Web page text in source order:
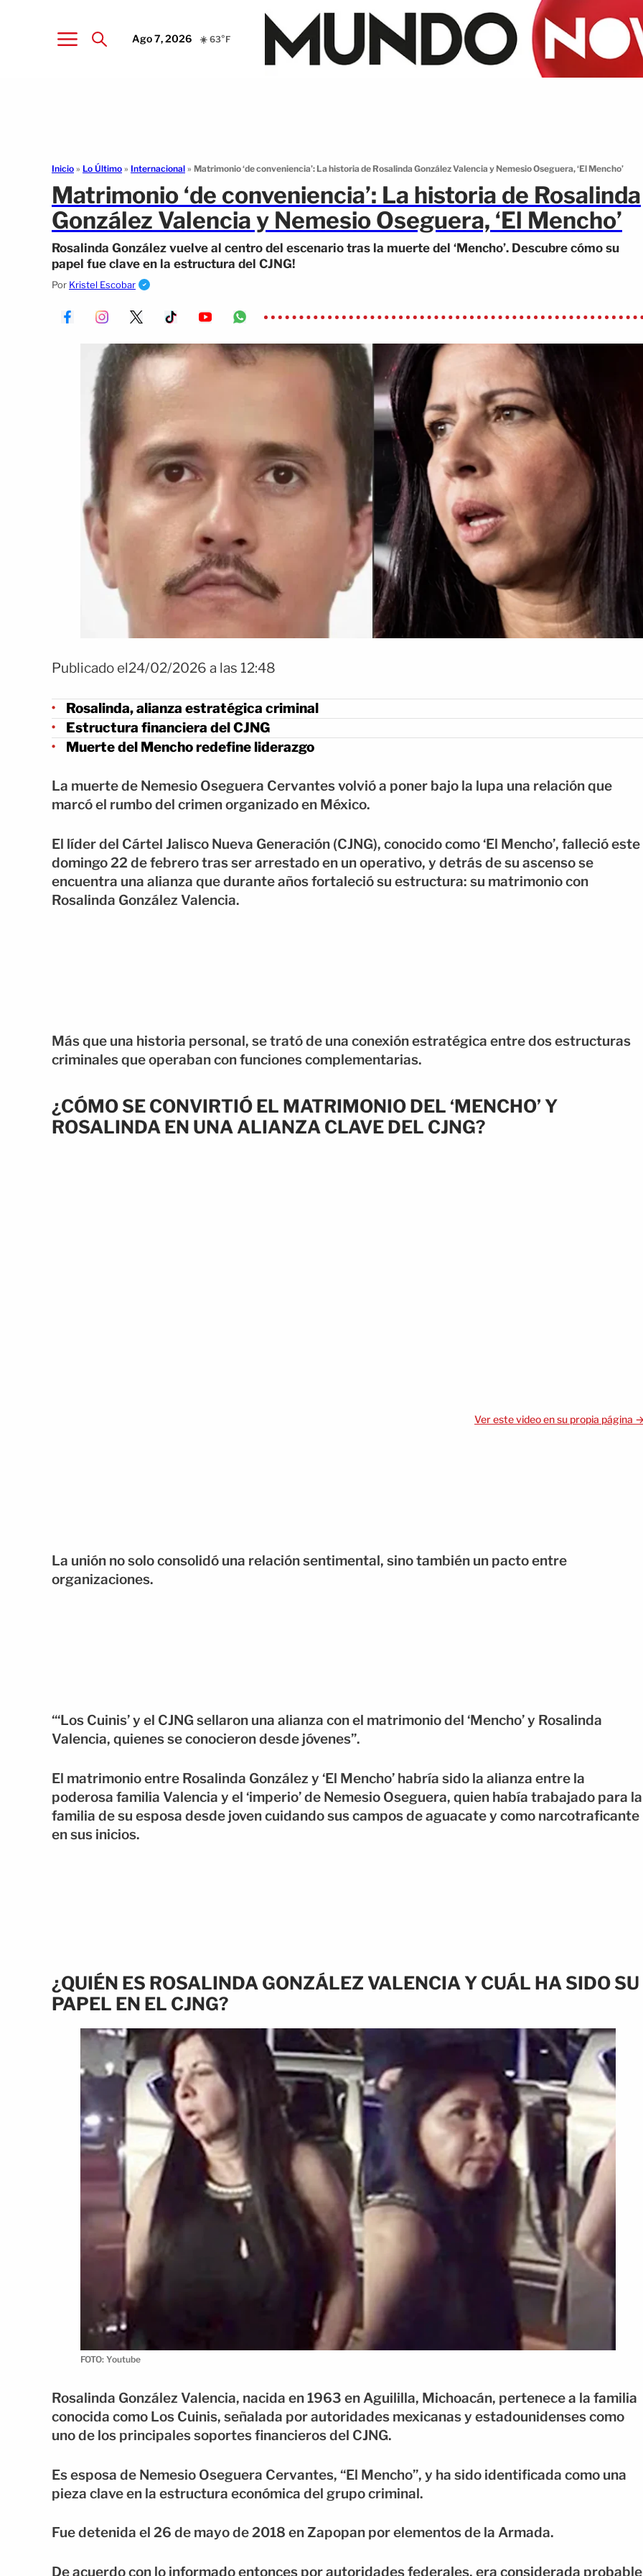
Ago 7, 2026 ☀️ 63°F
Inicio » Lo Último » Internacional » Matrimonio ‘de conveniencia’: La historia de Rosalinda González Valencia y Nemesio Oseguera, ‘El Mencho’
Matrimonio ‘de conveniencia’: La historia de Rosalinda
González Valencia y Nemesio Oseguera, ‘El Mencho’
Rosalinda González vuelve al centro del escenario tras la muerte del ‘Mencho’. Descubre cómo su
papel fue clave en la estructura del CJNG!
Por Kristel Escobar
Publicado el24/02/2026 a las 12:48
Rosalinda, alianza estratégica criminal
Estructura financiera del CJNG
Muerte del Mencho redefine liderazgo
La muerte de Nemesio Oseguera Cervantes volvió a poner bajo la lupa una relación que
marcó el rumbo del crimen organizado en México.
El líder del Cártel Jalisco Nueva Generación (CJNG), conocido como ‘El Mencho’, falleció este
domingo 22 de febrero tras ser arrestado en un operativo, y detrás de su ascenso se
encuentra una alianza que durante años fortaleció su estructura: su matrimonio con
Rosalinda González Valencia.
Más que una historia personal, se trató de una conexión estratégica entre dos estructuras
criminales que operaban con funciones complementarias.
¿CÓMO SE CONVIRTIÓ EL MATRIMONIO DEL ‘MENCHO’ Y
ROSALINDA EN UNA ALIANZA CLAVE DEL CJNG?
Ver este video en su propia página
La unión no solo consolidó una relación sentimental, sino también un pacto entre
organizaciones.
“‘Los Cuinis’ y el CJNG sellaron una alianza con el matrimonio del ‘Mencho’ y Rosalinda
Valencia, quienes se conocieron desde jóvenes”.
El matrimonio entre Rosalinda González y ‘El Mencho’ habría sido la alianza entre la
poderosa familia Valencia y el ‘imperio’ de Nemesio Oseguera, quien había trabajado para la
familia de su esposa desde joven cuidando sus campos de aguacate y como narcotraficante
en sus inicios.
¿QUIÉN ES ROSALINDA GONZÁLEZ VALENCIA Y CUÁL HA SIDO SU
PAPEL EN EL CJNG?
FOTO: Youtube
Rosalinda González Valencia, nacida en 1963 en Aguililla, Michoacán, pertenece a la familia
conocida como Los Cuinis, señalada por autoridades mexicanas y estadounidenses como
uno de los principales soportes financieros del CJNG.
Es esposa de Nemesio Oseguera Cervantes, “El Mencho”, y ha sido identificada como una
pieza clave en la estructura económica del grupo criminal.
Fue detenida el 26 de mayo de 2018 en Zapopan por elementos de la Armada.
De acuerdo con lo informado entonces por autoridades federales, era considerada probable